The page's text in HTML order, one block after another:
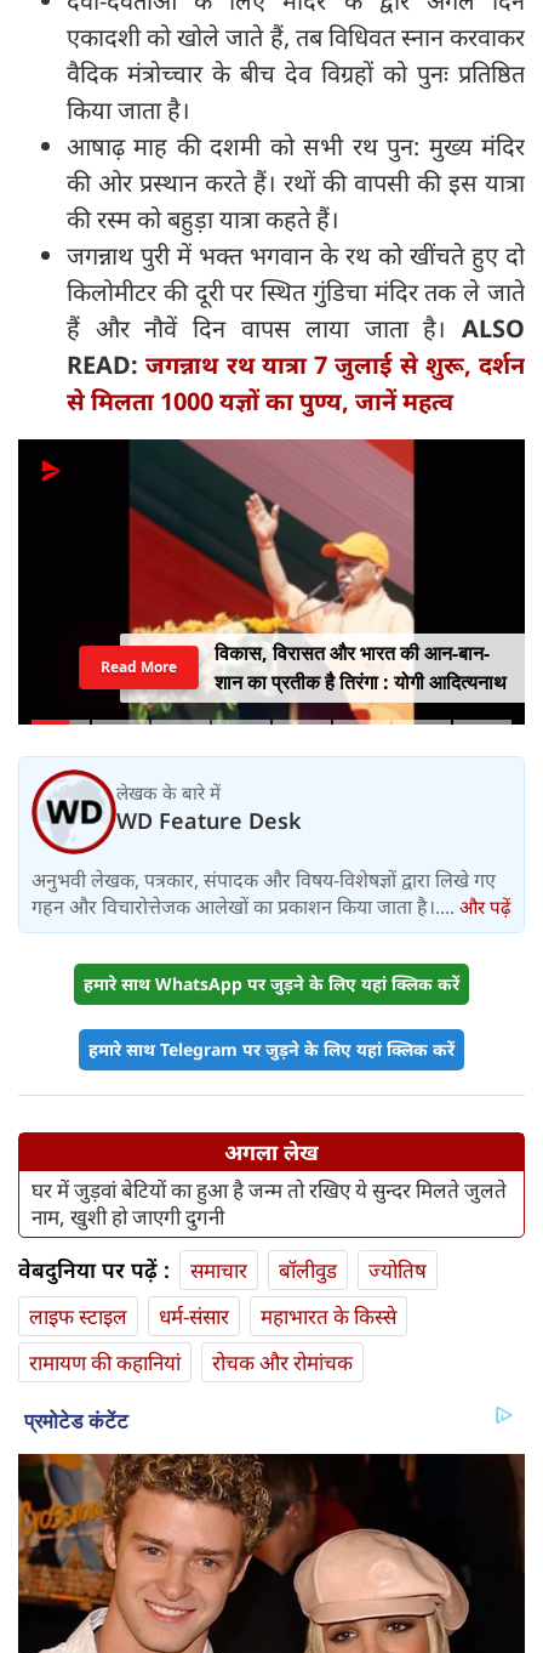
एकादशी को खोले जाते हैं, तब विधिवत स्नान करवाकर
वैदिक मंत्रोच्चार के बीच देव विग्रहों को पुनः प्रतिष्ठित
किया जाता है।
आषाढ़ माह की दशमी को सभी रथ पुन: मुख्य मंदिर
की ओर प्रस्थान करते हैं। रथों की वापसी की इस यात्रा
की रस्म को बहुड़ा यात्रा कहते हैं।
जगन्नाथ पुरी में भक्त भगवान के रथ को खींचते हुए दो
किलोमीटर की दूरी पर स्थित गुंडिचा मंदिर तक ले जाते
हैं और नौवें दिन वापस लाया जाता है। ALSO
READ:जगन्नाथ रथ यात्रा 7 जुलाई से शुरू, दर्शन
से मिलता 1000 यज्ञों का पुण्य, जानें महत्व
विकास, विरासत और भारत की आन-बान-
शान का प्रतीक है तिरंगा : योगी आदित्यनाथ
Read More
लेखक के बारे में
WD Feature Desk
अनुभवी लेखक, पत्रकार, संपादक और विषय-विशेषज्ञों द्वारा लिखे गए
गहन और विचारोत्तेजक आलेखों का प्रकाशन किया जाता है।.... और पढ़ें
हमारे साथ WhatsApp पर जुड़ने के लिए यहां क्लिक करें
हमारे साथ Telegram पर जुड़ने के लिए यहां क्लिक करें
अगला लेख
घर में जुड़वां बेटियों का हुआ है जन्म तो रखिए ये सुन्दर मिलते जुलते
नाम, खुशी हो जाएगी दुगनी
वेबदुनिया पर पढ़ें : समाचार बॉलीवुड
ज्योतिष
लाइफ स्‍टाइल
धर्म-संसार
महाभारत के किस्से
रामायण की कहानियां
रोचक और रोमांचक